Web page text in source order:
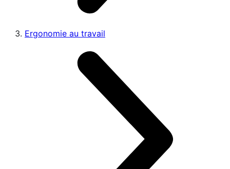
Ergonomie au travail